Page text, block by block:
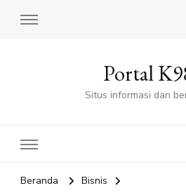
Portal
Situs informasi dan
Beranda
Bisnis